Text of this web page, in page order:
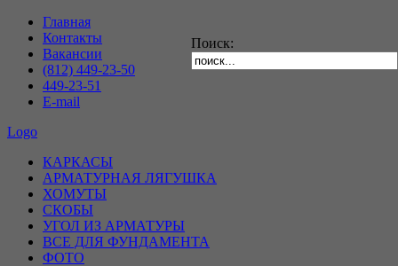
Главная
Контакты
Вакансии
(812) 449-23-50
449-23-51
E-mail
Logo
КАРКАСЫ
АРМАТУРНАЯ ЛЯГУШКА
ХОМУТЫ
СКОБЫ
УГОЛ ИЗ АРМАТУРЫ
ВСЕ ДЛЯ ФУНДАМЕНТА
ФОТО
Поиск: